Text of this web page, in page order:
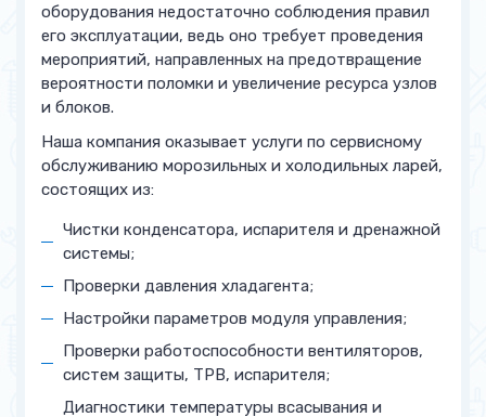
оборудования недостаточно соблюдения правил
его эксплуатации, ведь оно требует проведения
мероприятий, направленных на предотвращение
вероятности поломки и увеличение ресурса узлов
и блоков.
Наша компания оказывает услуги по сервисному
обслуживанию морозильных и холодильных ларей,
состоящих из:
Чистки конденсатора, испарителя и дренажной
системы;
Проверки давления хладагента;
Настройки параметров модуля управления;
Проверки работоспособности вентиляторов,
систем защиты, ТРВ, испарителя;
Диагностики температуры всасывания и